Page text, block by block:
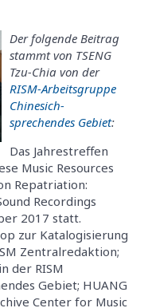
Der folgende Beitrag
stammt von TSENG
Tzu-Chia von der
RISM-Arbeitsgruppe
Chinesich-
sprechendes Gebiet:
Das Jahrestreffen
Music Resources
Repatriation:
Recordings
2017 statt.
zur Katalogisierung
Zentralredaktion;
der RISM
Gebiet; HUANG
Center for Music